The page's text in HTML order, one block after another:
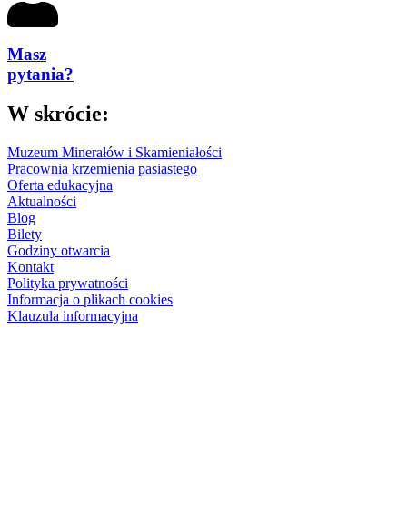
Masz
pytania?
W skrócie:
Muzeum Minerałów i Skamieniałości
Pracownia krzemienia pasiastego
Oferta edukacyjna
Aktualności
Blog
Bilety
Godziny otwarcia
Kontakt
Polityka prywatności
Informacja o plikach cookies
Klauzula informacyjna